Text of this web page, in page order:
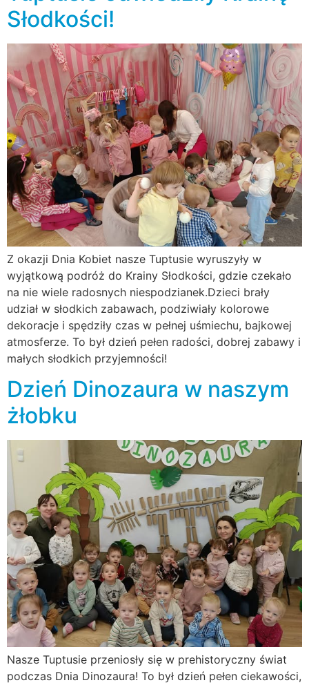
Słodkości!
Z okazji Dnia Kobiet nasze Tuptusie wyruszyły w
wyjątkową podróż do Krainy Słodkości, gdzie czekało
na nie wiele radosnych niespodzianek.Dzieci brały
udział w słodkich zabawach, podziwiały kolorowe
dekoracje i spędziły czas w pełnej uśmiechu, bajkowej
atmosferze. To był dzień pełen radości, dobrej zabawy i
małych słodkich przyjemności!
Dzień Dinozaura w naszym
żłobku
Nasze Tuptusie przeniosły się w prehistoryczny świat
podczas Dnia Dinozaura! To był dzień pełen ciekawości,